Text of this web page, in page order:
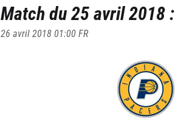
Match du25 avril 2018:
26 avril 2018 01:00FR